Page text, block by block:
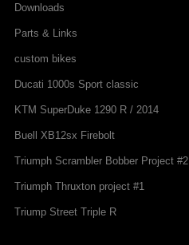
Downloads
Parts & Links
custom bikes
Ducati 1000s Sport classic
KTM SuperDuke 1290 R / 2014
Buell XB12sx Firebolt
Triumph Scrambler Bobber Project #2
Triumph Thruxton project #1
Triump Street Triple R